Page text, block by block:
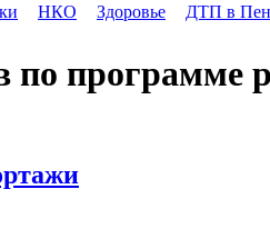
НКО Здоровье ДТП в
по программе